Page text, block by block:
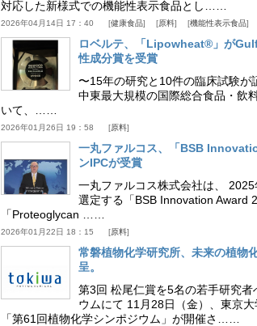
対応した新様式での機能性表示食品とし……
2026年04月14日 17：40 健康食品 原料 機能性表示食品
ロベルテ、「Lipowheat®」が
性成分賞を受賞
〜15年の研究と10件の臨床試験が
中東最大規模の国際総合食品・飲
いて、……
2026年01月26日 19：58 原料
一丸ファルコス、「BSB
ンIPCが受賞
一丸ファルコス株式会社は、
選定する「BSB Innovation Award
「Proteoglycan ……
2026年01月22日 18：15 原料
常磐植物化学研究所、未来の植物
呈。
第3回 松尾仁賞を5名の若手研究
ウムにて 11月28日（金）、東京
「第61回植物化学シンポジウム」が開催さ……